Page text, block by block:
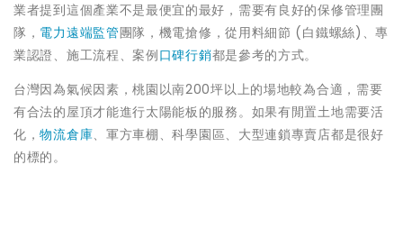
業者提到這個產業不是最便宜的最好，需要有良好的保修管理團
隊， 電力遠端監管團隊，機電搶修，從用料細節 (白鐵螺絲)、專
業認證、施工流程、案例口碑行銷都是參考的方式。
台灣因為氣候因素，桃園以南200坪以上的場地較為合適，需要
有合法的屋頂才能進行太陽能板的服務。如果有閒置土地需要活
化，物流倉庫、軍方車棚、科學園區、大型連鎖專賣店都是很好
的標的。